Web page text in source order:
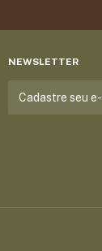
NEWSLETTER